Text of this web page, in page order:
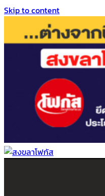
Skip to content